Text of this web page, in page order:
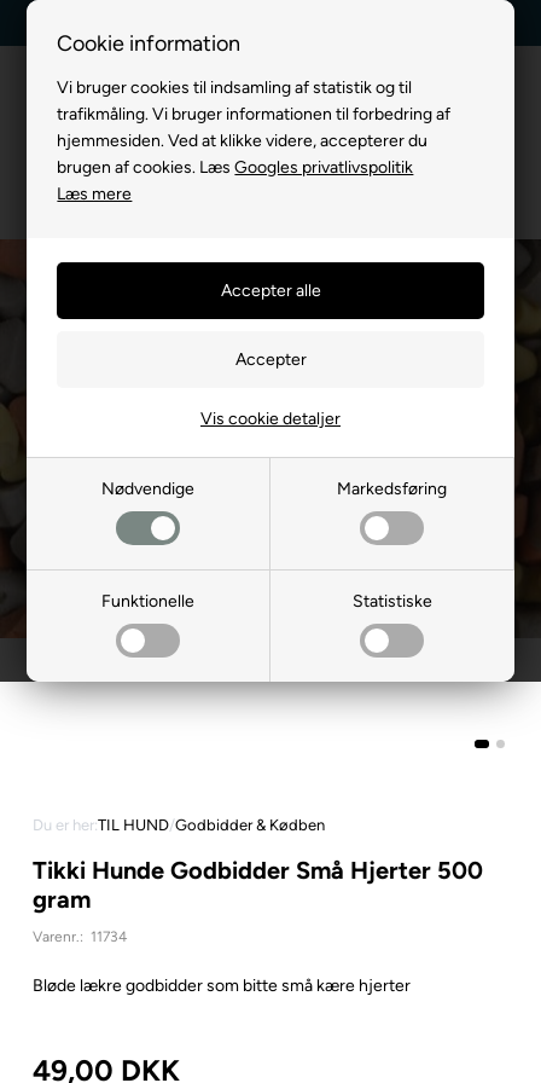
Cookie information
Vi bruger cookies til indsamling af statistik og til
trafikmåling. Vi bruger informationen til forbedring af
hjemmesiden. Ved at klikke videre, accepterer du
brugen af cookies. LæsGoogles privatlivspolitik
Læs mere
Nødvendige Markedsføring
Funktionelle Statistiske
Vis cookie detaljer
Du er her:TIL HUND/Godbidder & Kødben
Tikki Hunde Godbidder Små Hjerter 500
gram
Varenr.: 11734
Bløde lækre godbidder som bitte små kære hjerter
49,00 DKK